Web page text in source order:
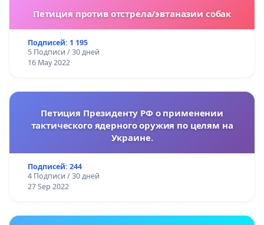
Петиция против отстрела/эвтаназии собак
Подписей: 1 195
5 Подписи / 30 дней
16 May 2022
Петиция Президенту РФ о применении
тактического ядерного оружия по целям на
Украине.
Подписей: 244
4 Подписи / 30 дней
27 Sep 2022